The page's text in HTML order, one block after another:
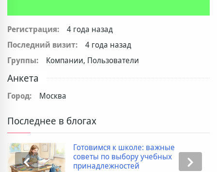
Регистрация:
4 года назад
Последний визит:
4 года назад
Группы:
Компании, Пользователи
Анкета
Город: Москва
Последнее в блогах
Готовимся к школе: важные
советы по выбору учебных
принадлежностей